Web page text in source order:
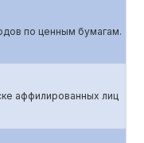
по ценным бумагам.
аффилированных лиц